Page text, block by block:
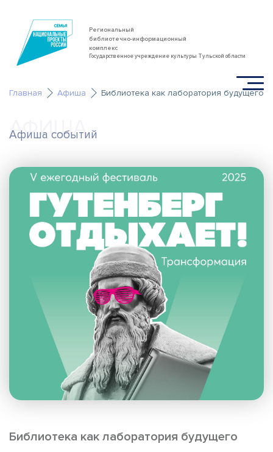
Региональный
библиотечно-информационный
комплекс
Государственное учреждение культуры Тульской области
Главная Афиша Библиотека как лаборатория будущего
Афиша событий
АФИША
Библиотека как лаборатория будущего